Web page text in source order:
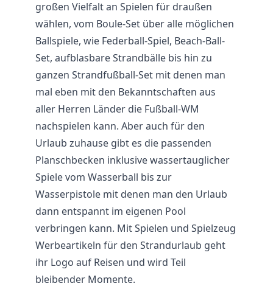
großen Vielfalt an Spielen für draußen
wählen, vom Boule-Set über alle möglichen
Ballspiele, wie Federball-Spiel, Beach-Ball-
Set, aufblasbare Strandbälle bis hin zu
ganzen Strandfußball-Set mit denen man
mal eben mit den Bekanntschaften aus
aller Herren Länder die Fußball-WM
nachspielen kann. Aber auch für den
Urlaub zuhause gibt es die passenden
Planschbecken inklusive wassertauglicher
Spiele vom Wasserball bis zur
Wasserpistole mit denen man den Urlaub
dann entspannt im eigenen Pool
verbringen kann. Mit Spielen und Spielzeug
Werbeartikeln für den Strandurlaub geht
ihr Logo auf Reisen und wird Teil
bleibender Momente.